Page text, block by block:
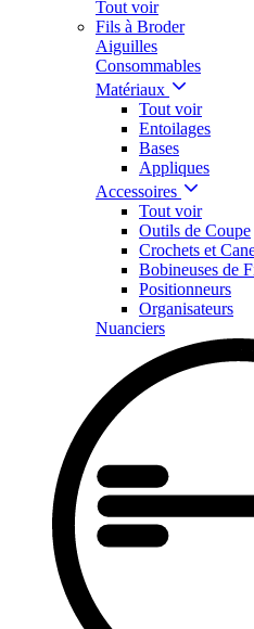
Tout voir
Fils à Broder
Aiguilles
Consommables
Matériaux
Tout voir
Entoilages
Bases
Appliques
Accessoires
Tout voir
Outils de Coupe
Crochets et
Bobineuses de
Positionneurs
Organisateurs
Nuanciers